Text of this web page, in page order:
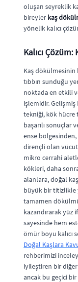
oluşan seyreklik
bireyler kaş
yönelik kalıcı
Kalıcı Çözüm:
Kaş dökülmesinin
tıbbın sunduğu
noktada en etkili
işlemidir.
tekniği, kök hücre
başarılı sonuçlar
ense
dirençli olan
mikro cerrahi
kökleri, daha
alanlara, doğal
büyük bir titizlikle
tamamen
kazandırarak yüz
sayesinde hem
ömür boyu kalıcı
Doğal Kaşlara
rehberimizi
iyileştiren bir
ancak bu geçici